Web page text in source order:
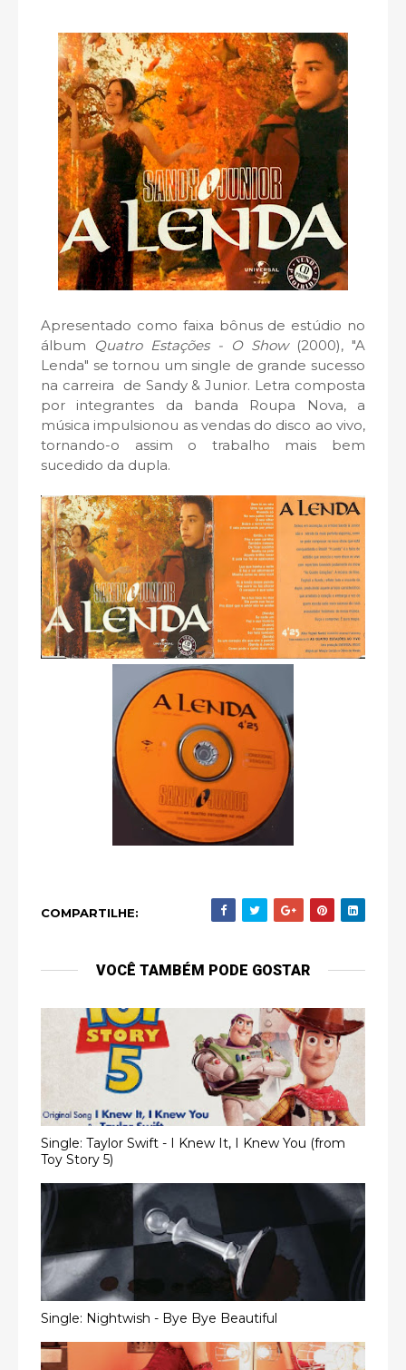
Apresentado como faixa bônus de estúdio no
álbum
Quatro Estações - O Show(2000), "A
Lenda" se tornou um single de grande sucesso
na carreira de Sandy & Junior. Letra composta
por integrantes da banda Roupa Nova, a
música impulsionou as vendas do disco ao vivo,
tornando-o assim o trabalho mais bem
sucedido da dupla.
COMPARTILHE:
VOCÊ TAMBÉM PODE GOSTAR
Single: Taylor Swift - I Knew It, I Knew You (from
Toy Story 5)
Single: Nightwish - Bye Bye Beautiful